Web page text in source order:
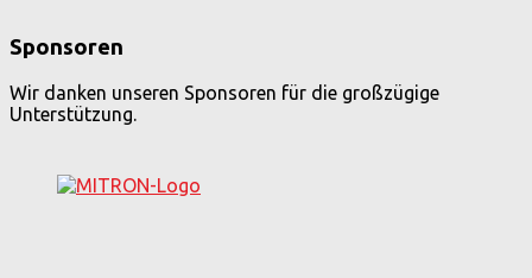
Sponsoren
Wir danken unseren Sponsoren für die großzügige
Unterstützung.